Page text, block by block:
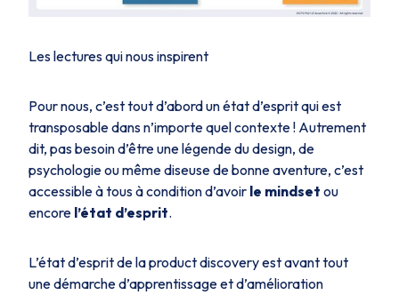
Les lectures qui nous inspirent
Pour nous, c’est tout d’abord un état d’esprit qui est
transposable dans n’importe quel contexte ! Autrement
dit, pas besoin d’être une légende du design, de
psychologie ou même diseuse de bonne aventure, c’est
accessible à tous à condition d’avoir le mindset ou
encore l’état d’esprit.
L’état d’esprit de la product discovery est avant tout
une démarche d’apprentissage et d’amélioration